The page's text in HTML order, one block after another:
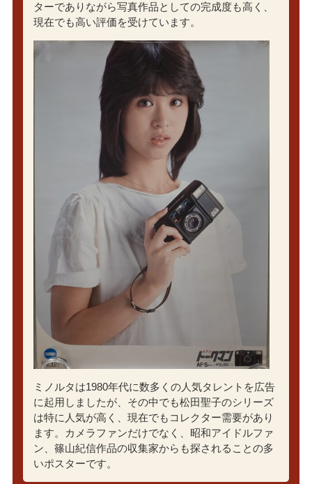
ターでありながら写真作品としての完成度も高く、
現在でも高い評価を受けています。
ミノルタは1980年代に数多くの人気タレントを広告
に起用しましたが、その中でも松田聖子のシリーズ
は特に人気が高く、現在でもコレクター需要があり
ます。カメラファンだけでなく、昭和アイドルファ
ン、篠山紀信作品の収集家からも探されることの多
いポスターです。